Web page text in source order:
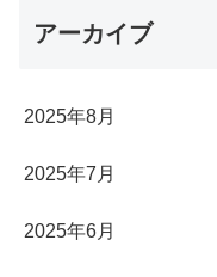
アーカイブ
2025年8月
2025年7月
2025年6月